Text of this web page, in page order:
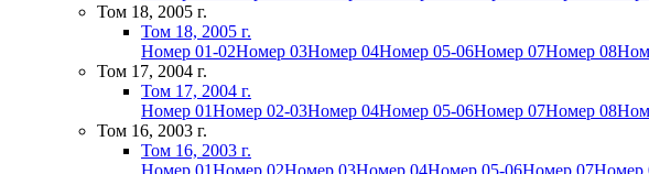
Том 18, 2005 г.
Том 18, 2005 г.
Номер 01-02Номер 03Номер 04Номер 05-06Номер 07Номер 08
Том 17, 2004 г.
Том 17, 2004 г.
Номер 01Номер 02-03Номер 04Номер 05-06Номер 07Номер 08
Том 16, 2003 г.
Том 16, 2003 г.
Номер 01Номер 02Номер 03Номер 04Номер 05-06Номер 07Номер